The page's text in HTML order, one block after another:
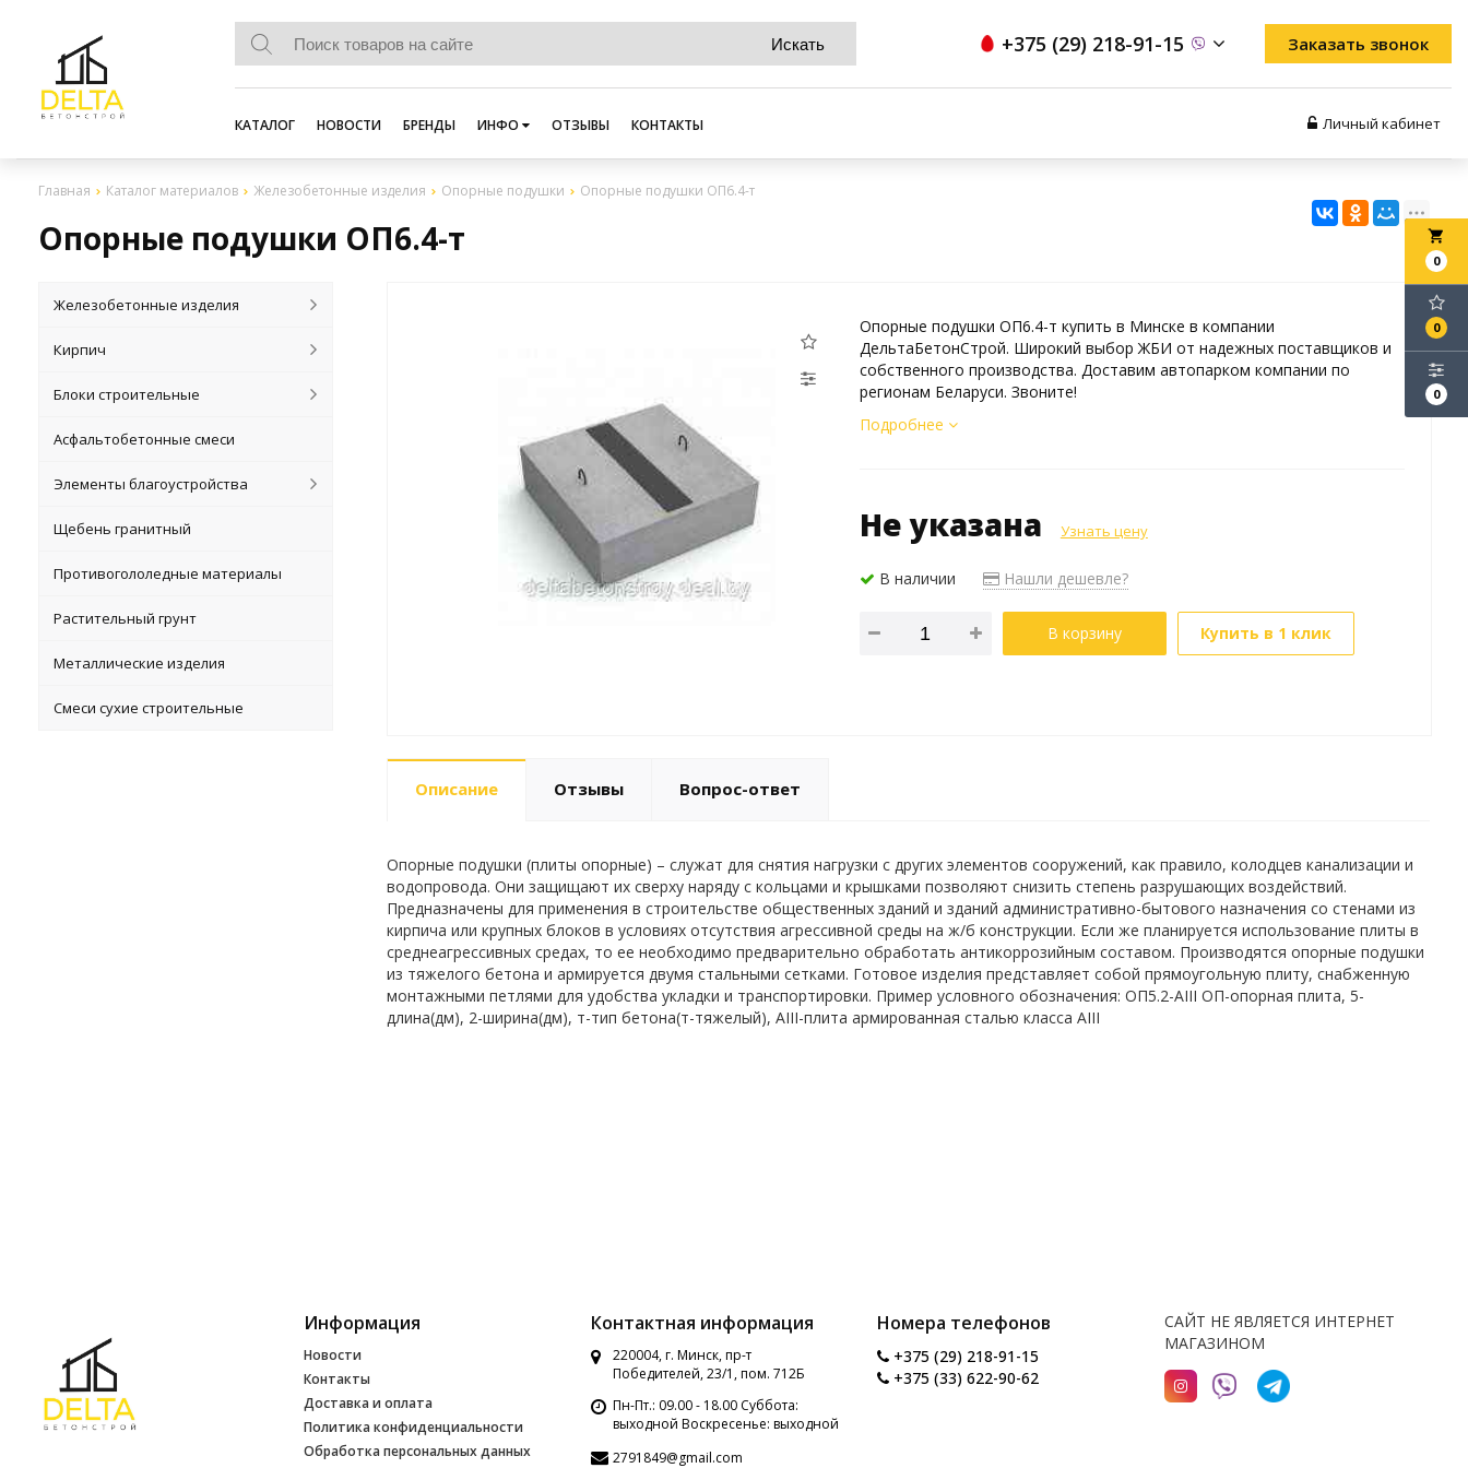
+375 (29) 218-91-15 Заказать звонок
КАТАЛОГ НОВОСТИ БРЕНДЫ ИНФО ОТЗЫВЫ КОНТАКТЫ Личный кабинет
Главная Каталог материалов Железобетонные изделия Опорные подушки Опорные подушки ОП6.4-т
Опорные подушки ОП6.4-т local_grocery_store
0
0
0
Железобетонные изделия
Кирпич
Блоки строительные
Асфальтобетонные смеси
Элементы благоустройства
Щебень гранитный
Противогололедные материалы
Растительный грунт
Металлические изделия
Смеси сухие строительные
Опорные подушки ОП6.4-т купить в Минске в компании
ДельтаБетонСтрой. Широкий выбор ЖБИ от надежных поставщиков и
собственного производства. Доставим автопарком компании по
регионам Беларуси. Звоните!
Подробнее
Не указана Узнать цену
В наличии Нашли дешевле?
В корзину Купить в 1 клик
Описание Отзывы Вопрос-ответ
Опорные подушки (плиты опорные) – служат для снятия нагрузки с других элементов сооружений, как правило, колодцев канализации и
водопровода. Они защищают их сверху наряду с кольцами и крышками позволяют снизить степень разрушающих воздействий.
Предназначены для применения в строительстве общественных зданий и зданий административно-бытового назначения со стенами из
кирпича или крупных блоков в условиях отсутствия агрессивной среды на ж/б конструкции. Если же планируется использование плиты в
среднеагрессивных средах, то ее необходимо предварительно обработать антикоррозийным составом. Производятся опорные подушки
из тяжелого бетона и армируется двумя стальными сетками. Готовое изделия представляет собой прямоугольную плиту, снабженную
монтажными петлями для удобства укладки и транспортировки. Пример условного обозначения: ОП5.2-AIII ОП-опорная плита, 5-
длина(дм), 2-ширина(дм), т-тип бетона(т-тяжелый), AIII-плита армированная сталью класса AIII
Информация
Новости
Контакты
Доставка и оплата
Политика конфиденциальности
Обработка персональных данных
Контактная информация
220004, г. Минск, пр-т
Победителей, 23/1, пом. 712Б
Пн-Пт.: 09.00 - 18.00 Суббота:
выходной Воскресенье: выходной
2791849@gmail.com
Номера телефонов
+375 (29) 218-91-15
+375 (33) 622-90-62
САЙТ НЕ ЯВЛЯЕТСЯ ИНТЕРНЕТ
МАГАЗИНОМ